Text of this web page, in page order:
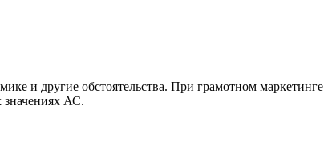
и другие обстоятельства. При грамотном маркетинге
АС.